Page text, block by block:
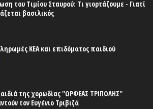
του Τιμίου Σταυρού: Τι γιορτάζουμε - Γιατί
βασιλικός
ΚΕΑ και επιδόματος παιδιού
της χορωδίας ''ΟΡΦΕΑΣ ΤΡΙΠΟΛΗΣ''
τον Ευγένιο Τριβιζά